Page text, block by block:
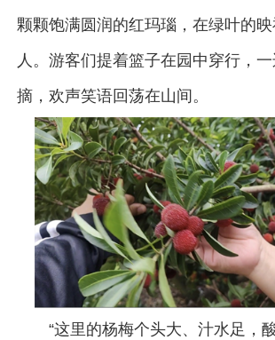
颗颗饱满圆润的红玛瑙，在绿叶的
人。游客们提着篮子在园中穿行，
摘，欢声笑语回荡在山间。
“这里的杨梅个头大、汁水足，